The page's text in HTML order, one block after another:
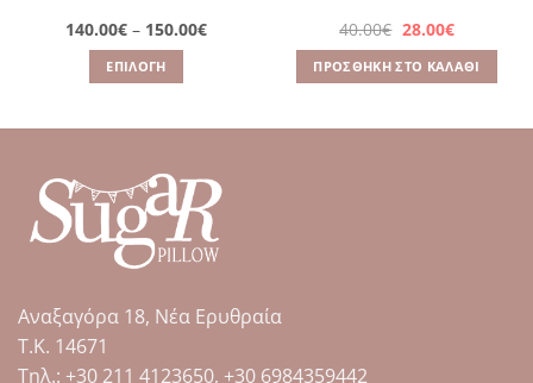
140.00€ – 150.00€Price
range:
ΕΠΙΛΟΓΉ
έχει
πολλαπλές
παραλλαγές.
Οι
επιλογές
να
στη
40.00€ Original
price
was:
40.00€.
28.00€Η
τρέχουσα
τιμή
είναι:
28.00€.
ΠΡΟΣΘΉΚΗ ΣΤΟ ΚΑΛΆΘΙ
Αναξαγόρα 18, Νέα Ερυθραία
Τ.Κ. 14671
Tηλ.: +30 211 4123650, +30 6984359442